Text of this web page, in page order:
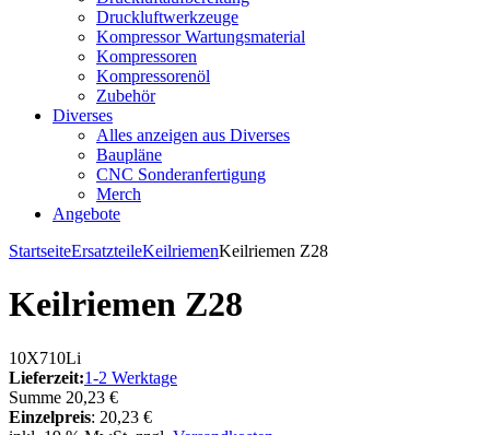
Druckluftwerkzeuge
Kompressor Wartungsmaterial
Kompressoren
Kompressorenöl
Zubehör
Diverses
Alles anzeigen aus Diverses
Baupläne
CNC Sonderanfertigung
Merch
Angebote
StartseiteErsatzteileKeilriemenKeilriemen Z28
Keilriemen Z28
10X710Li
Lieferzeit:1-2 Werktage
Summe 20,23 €
Einzelpreis: 20,23 €